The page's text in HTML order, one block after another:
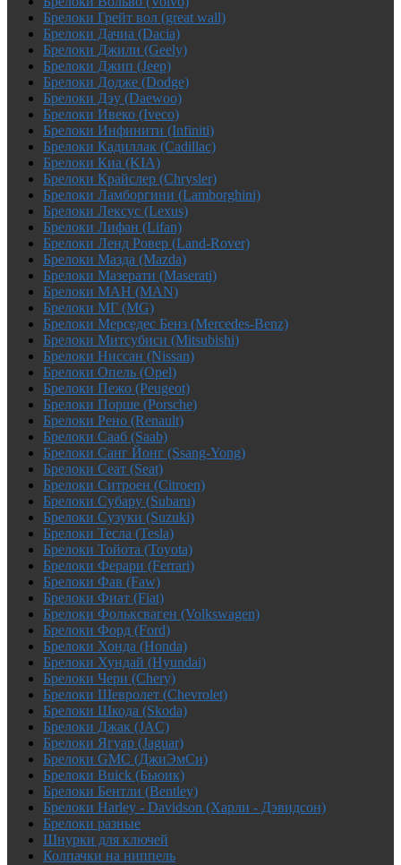
Брелоки Грейт вол (great wall)
Брелоки Дачиа (Dacia)
Брелоки Джили (Geely)
Брелоки Джип (Jeep)
Брелоки Додже (Dodge)
Брелоки Дэу (Daewoo)
Брелоки Ивеко (Iveco)
Брелоки Инфинити (Infiniti)
Брелоки Кадиллак (Cadillac)
Брелоки Киа (KIA)
Брелоки Крайслер (Chrysler)
Брелоки Ламборгини (Lamborghini)
Брелоки Лексус (Lexus)
Брелоки Лифан (Lifan)
Брелоки Ленд Ровер (Land-Rover)
Брелоки Мазда (Mazda)
Брелоки Мазерати (Maserati)
Брелоки МАН (MAN)
Брелоки МГ (MG)
Брелоки Мерседес Бенз (Mercedes-Benz)
Брелоки Митсубиси (Mitsubishi)
Брелоки Ниссан (Nissan)
Брелоки Опель (Opel)
Брелоки Пежо (Peugeot)
Брелоки Порше (Porsche)
Брелоки Рено (Renault)
Брелоки Сааб (Saab)
Брелоки Санг Йонг (Ssang-Yong)
Брелоки Сеат (Seat)
Брелоки Ситроен (Citroen)
Брелоки Субару (Subaru)
Брелоки Сузуки (Suzuki)
Брелоки Тесла (Tesla)
Брелоки Тойота (Toyota)
Брелоки Ферари (Ferrari)
Брелоки Фав (Faw)
Брелоки Фиат (Fiat)
Брелоки Фольксваген (Volkswagen)
Брелоки Форд (Ford)
Брелоки Хонда (Honda)
Брелоки Хундай (Hyundai)
Брелоки Чери (Chery)
Брелоки Шевролет (Chevrolet)
Брелоки Шкода (Skoda)
Брелоки Джак (JAC)
Брелоки Ягуар (Jaguar)
Брелоки GMC (ДжиЭмСи)
Брелоки Buick (Бьюик)
Брелоки Бентли (Bentley)
Брелоки Harley - Davidson (Харли - Дэвидсон)
Брелоки разные
Шнурки для ключей
Колпачки на ниппель